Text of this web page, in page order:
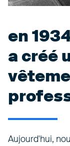
en
a créé
Aujourd'hui,